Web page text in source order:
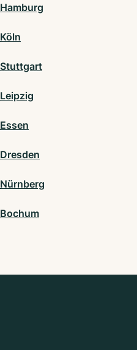
Hamburg
Köln
Stuttgart
Leipzig
Essen
Dresden
Nürnberg
Bochum